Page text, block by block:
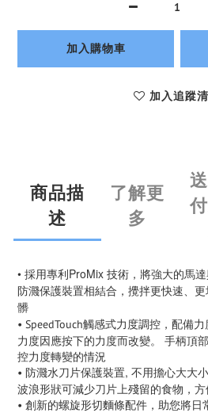
加入購物車
加入追蹤
商品描
述
了解更
多
• 採用專利ProMix 技術，將強大的馬
防濺保護裝置相結合，攪拌更快速、
髒
• SpeedTouch觸感式力度調控，配備
力度因應按下的力度而改變。 手柄頂
控力度轉變的情況
• 防濺水刀片保護裝置, 不用擔心大大
波浪形狀可減少刀片上殘留的食物，方
• 創新的螺旋形切麵條配件，助您將日